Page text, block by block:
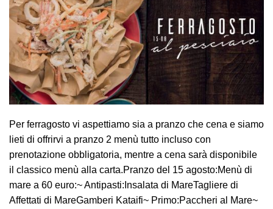
Per ferragosto vi aspettiamo sia a pranzo che cena e siamo
lieti di offrirvi a pranzo 2 menù tutto incluso con
prenotazione obbligatoria, mentre a cena sarà disponibile
il classico menù alla carta.Pranzo del 15 agosto:Menù di
mare a 60 euro:~ Antipasti:Insalata di MareTagliere di
Affettati di MareGamberi Kataifi~ Primo:Paccheri al Mare~